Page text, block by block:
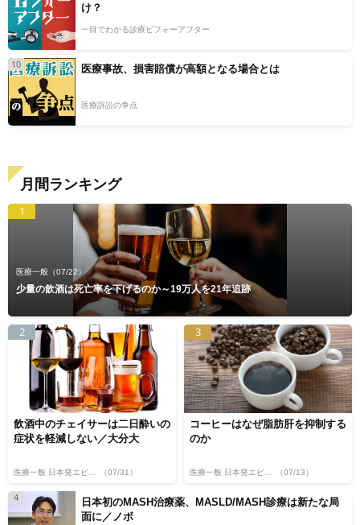
け？
一目でわかる診療ビフォーアフター
10 医療事故、損害賠償が高額となる場合とは
医療訴訟の争点
月間ランキング
1
医療一般 （07/22）
少量の飲酒は死亡率を下げるのか～19万人を21年追跡
2
飲酒中のチェイサーは二日酔いの
症状を軽減しない／大分大
医療一般 日本発エビデンス （07/31）
3
コーヒーはなぜ脂肪肝を抑制する
のか
医療一般 日本発エビデンス （07/13）
4
日本初のMASH治療薬、MASLD/MASH診療は新たな局
面に／ノボ